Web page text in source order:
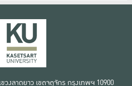
วงลาดยาว เขตจตุจักร กรุงเทพฯ 10900